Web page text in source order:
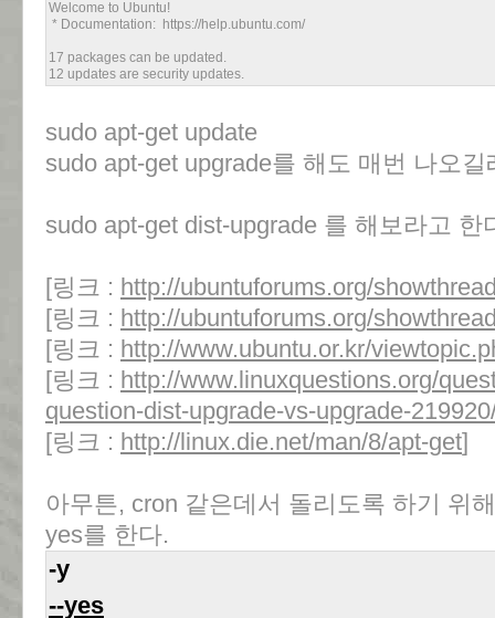
Welcome to Ubuntu!
* Documentation: https://help.ubuntu.com/
17 packages can be updated.
12 updates are security updates.
sudo apt-get update
sudo apt-get upgrade를 해도 매번 나오
sudo apt-get dist-upgrade 를 해보라고 한
[링크 : http://ubuntuforums.org/
[링크 : http://ubuntuforums.org/
[링크 : http://www.ubuntu.or.kr/
[링크 : http://www.linuxquestions.org/
question-dist-upgrade-vs-upgrade-
[링크 : http://linux.die.net/man/8/apt-get]
아무튼, cron 같은데서 돌리도록 하기 위
yes를 한다.
-y
--yes